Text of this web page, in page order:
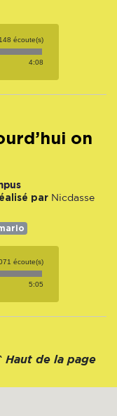
écoute(s)
4:08
par Nicdasse
écoute(s)
5:05
Haut de la page